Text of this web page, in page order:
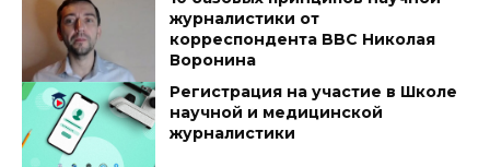
журналистики от
корреспондента BBC Николая
Воронина
Регистрация на участие в Школе
научной и медицинской
журналистики